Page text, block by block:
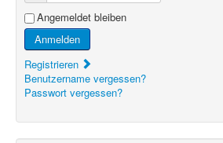
Angemeldet bleiben
Anmelden
Registrieren
Benutzername vergessen?
Passwort vergessen?